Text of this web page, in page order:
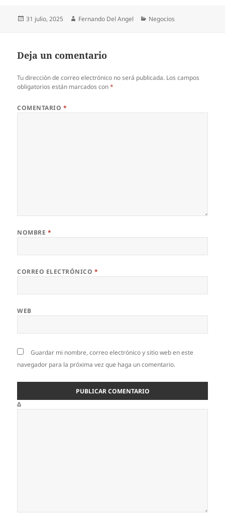
Publicado
31 julio, 2025 Autor
Fernando Del Angel Categorías
Negocios
Deja un comentario
Tu dirección de correo electrónico no será publicada. Los campos
obligatorios están marcados con*
COMENTARIO *
NOMBRE *
CORREO ELECTRÓNICO *
WEB
Guardar mi nombre, correo electrónico y sitio web en este
navegador para la próxima vez que haga un comentario.
Δ